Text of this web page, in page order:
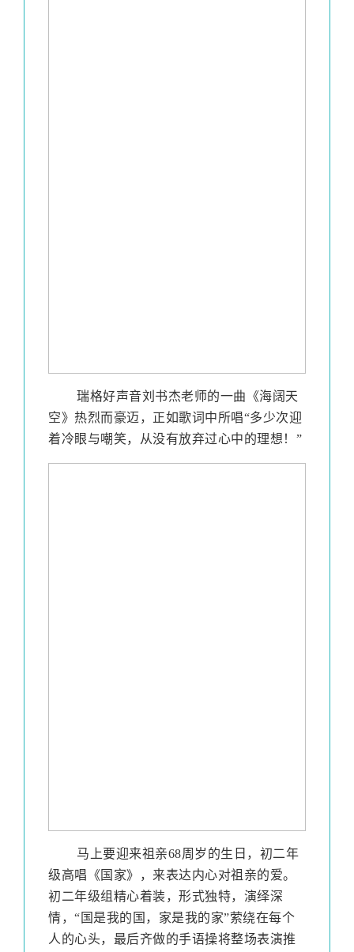
瑞格好声音刘书杰老师的一曲《海阔天
空》热烈而豪迈，正如歌词中所唱“多少次迎
着冷眼与嘲笑，从没有放弃过心中的理想！”
马上要迎来祖亲68周岁的生日，初二年
级高唱《国家》，来表达内心对祖亲的爱。
初二年级组精心着装，形式独特，演绎深
情，“国是我的国，家是我的家”萦绕在每个
人的心头，最后齐做的手语操将整场表演推